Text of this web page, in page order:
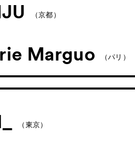
（京都）
Marguo （パリ）
（東京）